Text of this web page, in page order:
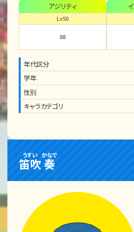
アジリティ
Lv50
88
年代区分
学年
性別
キャラカテゴリ
笛吹
うすい
奏
かなで